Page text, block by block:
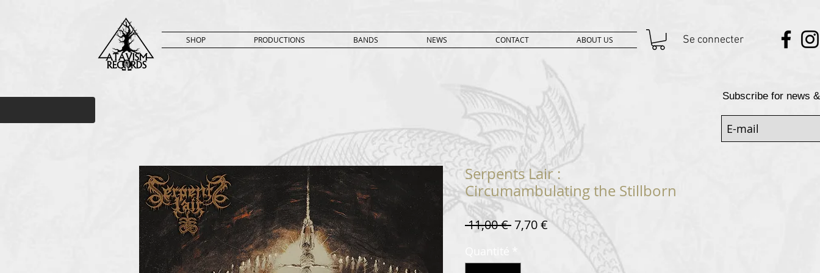
SHOP PRODUCTIONS BANDS NEWS CONTACT ABOUT US Se connecter
Serpents Lair :
Circumambulating the Stillborn
11,00 € Prix
7,70 €Prix
promotionnel
Subscribe for news